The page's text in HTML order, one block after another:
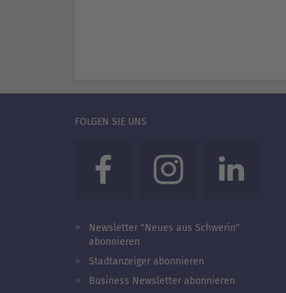
FOLGEN SIE UNS
Newsletter "Neues aus Schwerin"
abonnieren
Stadtanzeiger abonnieren
Business Newsletter abonnieren